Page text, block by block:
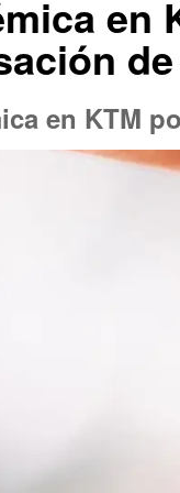
en
en KTM